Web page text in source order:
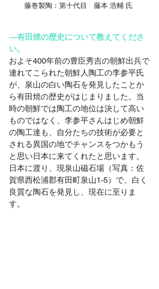
藤巻製陶：第十代目　藤本 浩輔 氏
―有田焼の歴史について教えてくださ
い。
およそ400年前の豊臣秀吉の朝鮮出兵で
連れてこられた朝鮮人陶工の李参平氏
が、泉山の白い陶石を発見したことか
ら有田焼の歴史がはじまりました。当
時の朝鮮では陶工の地位は決して高い
ものではなく、李参平さんはじめ朝鮮
の陶工達も、自分たちの技術が必要と
される異国の地でチャンスをつかもう
と思い日本に来てくれたと思います。
日本に渡り、現泉山磁石場（写真：佐
賀県西松浦郡有田町泉山1-5）で、白く
良質な陶石を発見し、現在に至りま
す。